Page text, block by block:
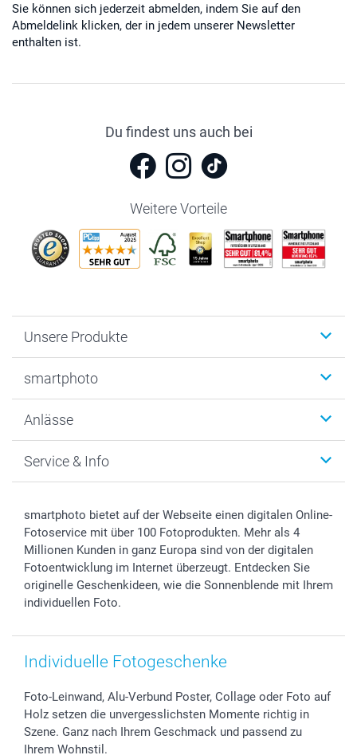
Sie können sich jederzeit abmelden, indem Sie auf den
Abmeldelink klicken, der in jedem unserer Newsletter
enthalten ist.
Du findest uns auch bei
Weitere Vorteile
Unsere Produkte
Fotogeschenke
MyNameBook
Fotoabzüge, Fotos als Buch & Poster
Zubehör & Material
Foto-Kalender & Agenden
Sticker & Etiketten
Geschenk-Gutscheine (PDF)
smartphoto
Warum smartphoto
Datenschutz
Impressum
Presse
Partnerprogramme
Investor Relations
Widerrufsrecht
Anlässe
Neujahr
Muttertag
Vatertag
Kommunion & Konfirmation
Hochzeit
Geburtstag
Zu allen Anlässen
Service & Info
Anmelden /Registrieren
Preise und Versandkosten
Lieferfristen
72h Lieferung
Zahlungsmöglichkeiten
Status der Bestellung
smartfriends
smartbonus
smartphoto bietet auf der Webseite einen digitalen Online-
Fotoservice mit über 100 Fotoprodukten. Mehr als 4
Millionen Kunden in ganz Europa sind von der digitalen
Fotoentwicklung im Internet überzeugt. Entdecken Sie
originelle Geschenkideen, wie die Sonnenblende mit Ihrem
individuellen Foto.
Individuelle Fotogeschenke
Foto-Leinwand, Alu-Verbund Poster, Collage oder Foto auf
Holz setzen die unvergesslichsten Momente richtig in
Szene. Ganz nach Ihrem Geschmack und passend zu
Ihrem Wohnstil.